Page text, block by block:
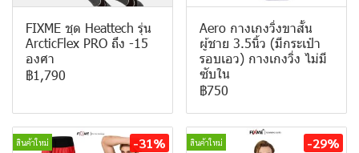
FIXME ชุด Heattech รุ่น
ArcticFlex PRO ถึง -15
องศา
฿1,790
Aero กางเกงวิ่งขาสั้น
ผู้ชาย 3.5นิ้ว (มีกระเป๋า
รอบเอว) กางเกงวิ่ง ไม่มี
ซับใน
฿750
สินค้าใหม่ -31% สินค้าใหม่ -29%